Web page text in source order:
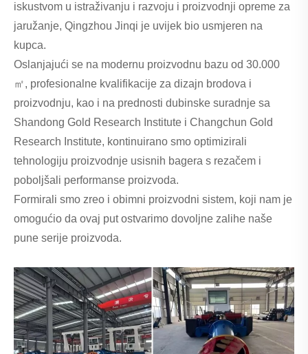
iskustvom u istraživanju i razvoju i proizvodnji opreme za
jaružanje, Qingzhou Jinqi je uvijek bio usmjeren na
kupca.
Oslanjajući se na modernu proizvodnu bazu od 30.000
㎡, profesionalne kvalifikacije za dizajn brodova i
proizvodnju, kao i na prednosti dubinske suradnje sa
Shandong Gold Research Institute i Changchun Gold
Research Institute, kontinuirano smo optimizirali
tehnologiju proizvodnje usisnih bagera s rezačem i
poboljšali performanse proizvoda.
Formirali smo zreo i obimni proizvodni sistem, koji nam je
omogućio da ovaj put ostvarimo dovoljne zalihe naše
pune serije proizvoda.